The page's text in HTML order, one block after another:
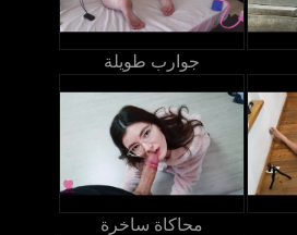
جوارب طويلة
محاكاة ساخرة